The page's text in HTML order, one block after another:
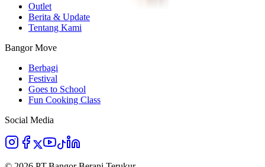
Outlet
Berita & Update
Tentang Kami
Bangor Move
Berbagi
Festival
Goes to School
Fun Cooking Class
Social Media